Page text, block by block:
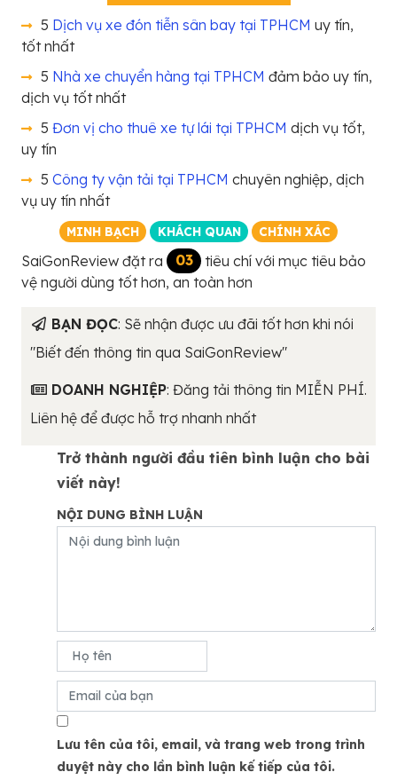
5 Dịch vụ xe đón tiễn sân bay tại TPHCM uy tín,
tốt nhất
5 Nhà xe chuyển hàng tại TPHCM đảm bảo uy tín,
dịch vụ tốt nhất
5 Đơn vị cho thuê xe tự lái tại TPHCM dịch vụ tốt,
uy tín
5 Công ty vận tải tại TPHCM chuyên nghiệp, dịch
vụ uy tín nhất
MINH BẠCH KHÁCH QUAN CHÍNH XÁC
SaiGonReview đặt ra 03
tiêu chí với mục tiêu bảo
vệ người dùng tốt hơn, an toàn hơn
BẠN ĐỌC: Sẽ nhận được ưu đãi tốt hơn khi nói
"Biết đến thông tin qua SaiGonReview"
DOANH NGHIỆP: Đăng tải thông tin MIỄN PHÍ.
Liên hệ để được hỗ trợ nhanh nhất
Trở thành người đầu tiên bình luận cho bài
viết này!
NỘI DUNG BÌNH LUẬN
Lưu tên của tôi, email, và trang web trong trình
duyệt này cho lần bình luận kế tiếp của tôi.